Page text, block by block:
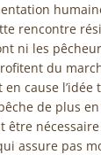
rencontre
ni les
du
cause
de plus
être
assure pas